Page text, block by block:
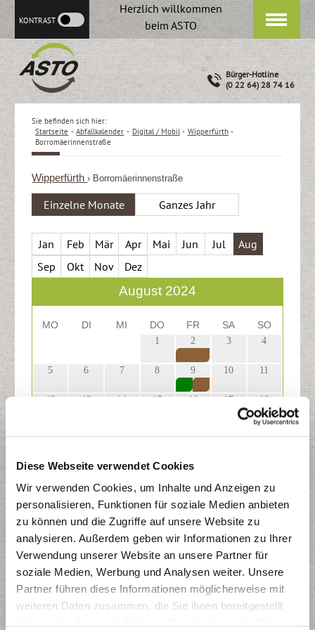
Diese Webseite verwendet Cookies
Wir verwenden Cookies, um Inhalte und Anzeigen zu
personalisieren, Funktionen für soziale Medien anbieten
zu können und die Zugriffe auf unsere Website zu
analysieren. Außerdem geben wir Informationen zu Ihrer
Verwendung unserer Website an unsere Partner für
soziale Medien, Werbung und Analysen weiter. Unsere
Partner führen diese Informationen möglicherweise mit
weiteren Daten zusammen, die Sie ihnen bereitgestellt
KONTRAST
Herzlich willkommen
beim ASTO
Bürger-Hotline
(0 22 64) 28 74 16
Sie befinden sich hier:
Startseite - Abfallkalender - Digital / Mobil - Wipperfürth -
Borromäerinnenstraße
Wipperfürth› Borromäerinnenstraße
Einzelne Monate Ganzes Jahr
Jan Feb Mär Apr Mai Jun Jul
Aug
Sep
Okt Nov Dez
August 2024
MO DI MI DO FR SA SO
1 2 3 4
5 6 7 8 9 10 11
12 13 14 15 16 17 18
2 3 4 5 6 7 8
Restmülltonne
Papiertonne
Gelber Sack